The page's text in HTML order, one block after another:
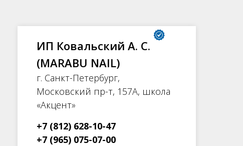
ИП Ковальский А. С.
(MARABU NAIL)
г. Санкт-Петербург,
Московский пр-т, 157А, школа
«Акцент»
+7 (812) 628-10-47
+7 (965) 075-07-00